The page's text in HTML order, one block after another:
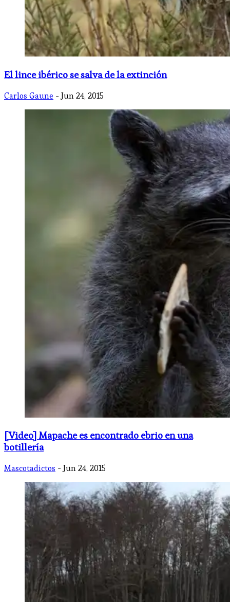
El lince ibérico se salva de la extinción
Carlos Gaune - Jun 24, 2015
[Video] Mapache es encontrado ebrio en una
botillería
Mascotadictos - Jun 24, 2015